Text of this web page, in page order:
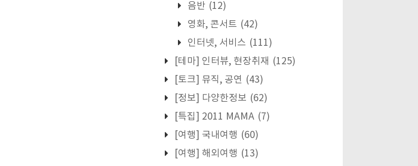
음반 (12)
영화, 콘서트 (42)
인터넷, 서비스 (111)
[테마] 인터뷰, 현장취재 (125)
[토크] 뮤직, 공연 (43)
[정보] 다양한정보 (62)
[특집] 2011 MAMA (7)
[여행] 국내여행 (60)
[여행] 해외여행 (13)